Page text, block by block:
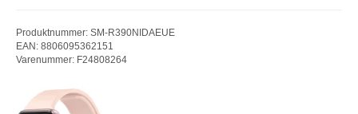
Produktnummer: SM-R390NIDAEUE
EAN: 8806095362151
Varenummer: F24808264